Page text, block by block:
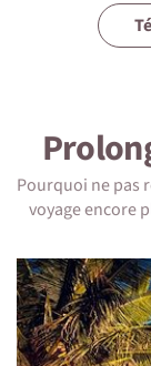
5 • Formalités
1 •
Niveau
Ce séjour est
Les
Pourquoi ne pas
voyage encore